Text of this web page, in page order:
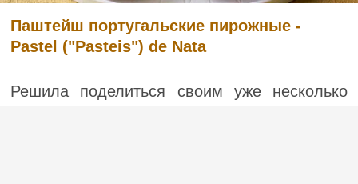
Паштейш португальские пирожные -
Pastel ("Pasteis") de Nata
Решила поделиться своим уже несколько
забытым рецептом португальской кухни. Я